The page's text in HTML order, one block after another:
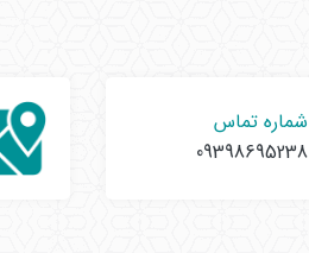
شماره تماس
09398695238